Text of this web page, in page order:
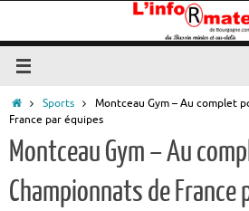
contenu
Accueil
Sports
Montceau Gym – Au complet
France par équipes
Montceau Gym – Au
Championnats de France